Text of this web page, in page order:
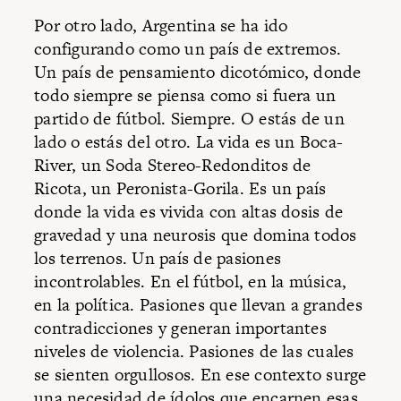
Por otro lado, Argentina se ha ido
configurando como un país de extremos.
Un país de pensamiento dicotómico, donde
todo siempre se piensa como si fuera un
partido de fútbol. Siempre. O estás de un
lado o estás del otro. La vida es un Boca-
River, un Soda Stereo-Redonditos de
Ricota, un Peronista-Gorila. Es un país
donde la vida es vivida con altas dosis de
gravedad y una neurosis que domina todos
los terrenos. Un país de pasiones
incontrolables. En el fútbol, en la música,
en la política. Pasiones que llevan a grandes
contradicciones y generan importantes
niveles de violencia. Pasiones de las cuales
se sienten orgullosos. En ese contexto surge